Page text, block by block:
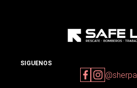
SIGUENOS